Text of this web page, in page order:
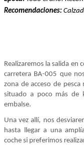
Recomendaciones:
Realizaremos la salida en
carretera BA-005 que
zona de acceso de
situado a poco más de
embalse.
Una vez allí, nos
hasta llegar a una
coche si preferimos